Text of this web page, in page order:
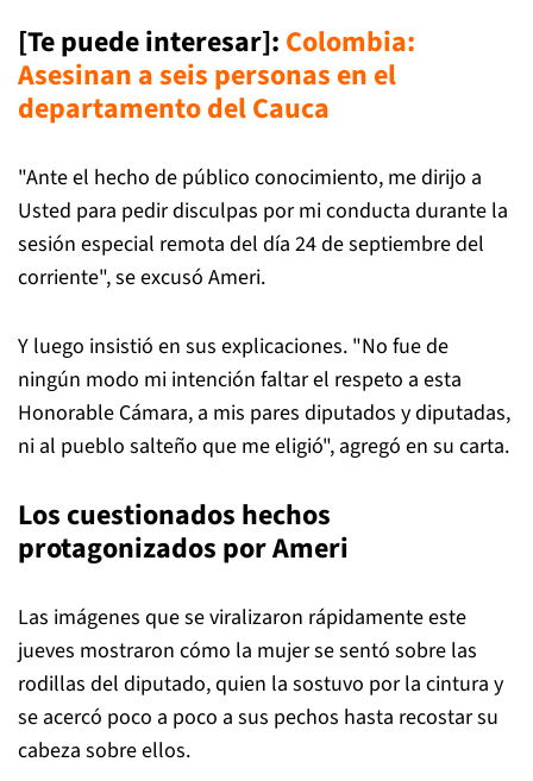
[Te puede interesar]: Colombia:
Asesinan a seis personas en el
departamento del Cauca
"Ante el hecho de público conocimiento, me dirijo a
Usted para pedir disculpas por mi conducta durante la
sesión especial remota del día 24 de septiembre del
corriente", se excusó Ameri.
Y luego insistió en sus explicaciones. "No fue de
ningún modo mi intención faltar el respeto a esta
Honorable Cámara, a mis pares diputados y diputadas,
ni al pueblo salteño que me eligió", agregó en su carta.
Los cuestionados hechos
protagonizados por Ameri
Las imágenes que se viralizaron rápidamente este
jueves mostraron cómo la mujer se sentó sobre las
rodillas del diputado, quien la sostuvo por la cintura y
se acercó poco a poco a sus pechos hasta recostar su
cabeza sobre ellos.